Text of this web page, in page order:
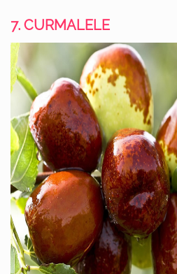
7. CURMALELE